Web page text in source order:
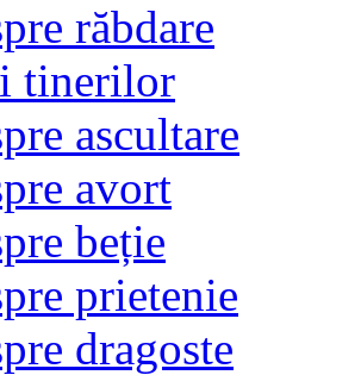
răbdare
tinerilor
ascultare
avort
beție
prietenie
dragoste